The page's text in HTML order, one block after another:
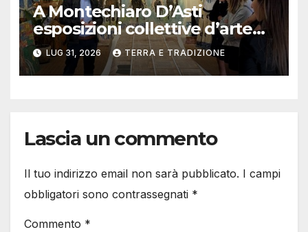
A Montechiaro D’Asti
esposizioni collettive d’arte
contemporanea
LUG 31, 2026 TERRA E TRADIZIONE
Lascia un commento
Il tuo indirizzo email non sarà pubblicato. I campi
obbligatori sono contrassegnati *
Commento *